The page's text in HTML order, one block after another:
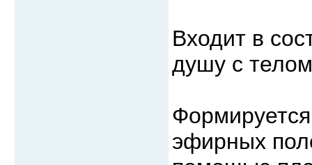
Входит в
душу с
эфирных